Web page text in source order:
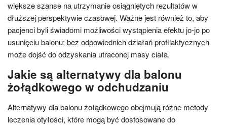
większe szanse na utrzymanie osiągniętych rezultatów w
dłuższej perspektywie czasowej. Ważne jest również to, aby
pacjenci byli świadomi możliwości wystąpienia efektu jo-jo po
usunięciu balonu; bez odpowiednich działań profilaktycznych
może dojść do odzyskania utraconej masy ciała.
Jakie są alternatywy dla balonu
żołądkowego w odchudzaniu
Alternatywy dla balonu żołądkowego obejmują różne metody
leczenia otyłości, które mogą być dostosowane do